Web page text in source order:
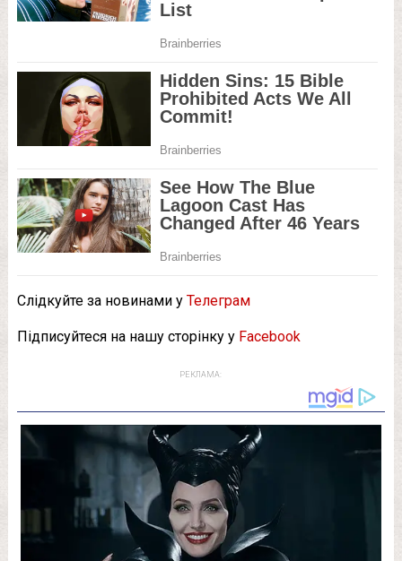
Слідкуйте за новинами у Телеграм
Підписуйтеся на нашу сторінку у Facebook
РЕКЛАМА: